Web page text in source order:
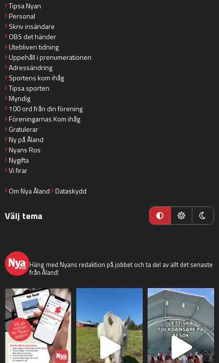
Tipsa Nyan
Personal
Skriv insändare
OBS det händer
Utebliven tidning
Uppehåll i prenumerationen
Adressändring
Sportens kom ihåg
Tipsa sporten
Myndig
100 ord från din förening
Föreningarnas Kom ihåg
Gratulerar
Ny på Åland
Nyans Ros
Nygifta
Vi firar
Om Nya Åland Dataskydd
Välj tema
Häng med Nyans redaktion på jobbet och ta del av allt det senaste
från Åland!